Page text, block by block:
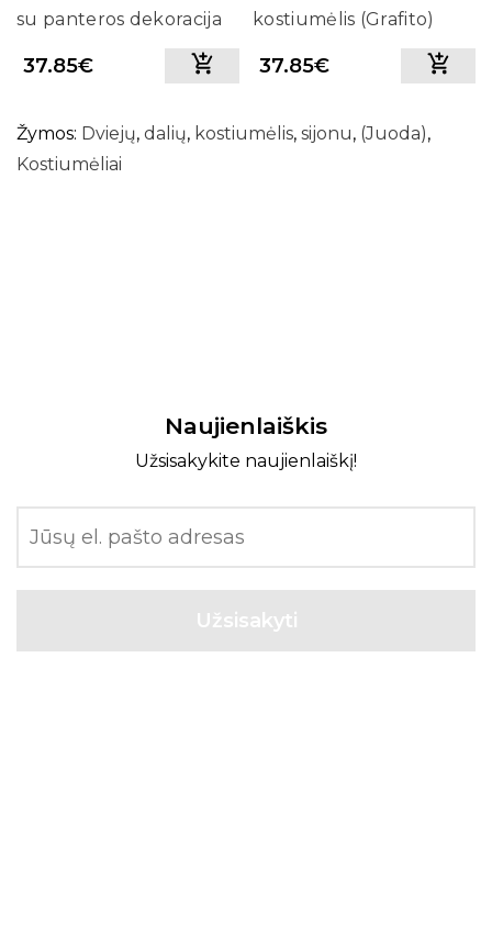
su panteros dekoracija
37.85€
kostiumėlis (Grafito)
37.85€
Žymos: Dviejų, dalių, kostiumėlis, sijonu, (Juoda),
Kostiumėliai
Naujienlaiškis
Užsisakykite naujienlaiškį!